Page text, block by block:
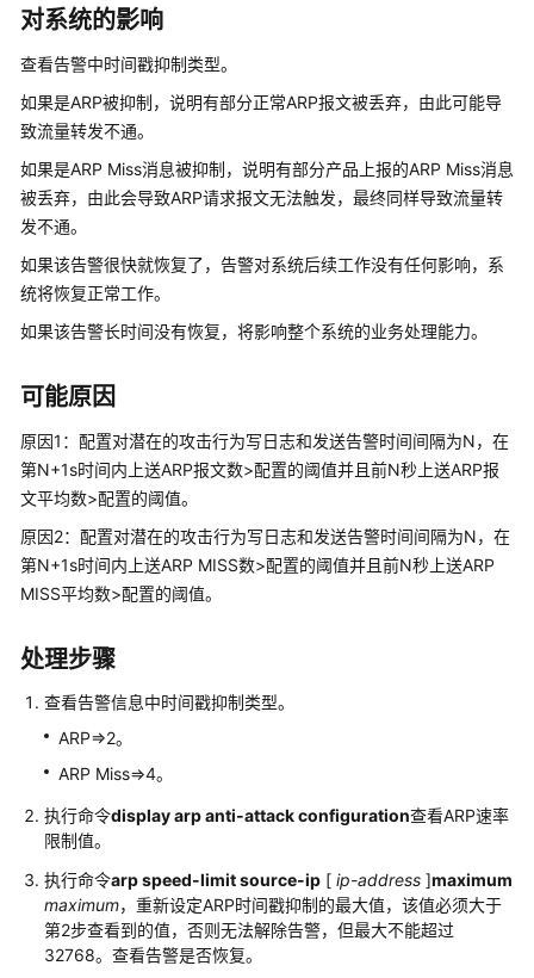
格
清
单
介
绍
设
告
警
处
V300
版
本
AR
备
告
警
V500
版
本
FW
警
V200
本
LSW
设
备
对系统的影响
查看告警中时间戳抑制类型。
如果是ARP被抑制，说明有部分正常ARP报文被丢弃，由此可能导
致流量转发不通。
如果是ARP Miss消息被抑制，说明有部分产品上报的ARP Miss消息
被丢弃，由此会导致ARP请求报文无法触发，最终同样导致流量转
发不通。
如果该告警很快就恢复了，告警对系统后续工作没有任何影响，系
统将恢复正常工作。
如果该告警长时间没有恢复，将影响整个系统的业务处理能力。
可能原因
原因1：配置对潜在的攻击行为写日志和发送告警时间间隔为N，在
第N+1s时间内上送ARP报文数>配置的阈值并且前N秒上送ARP报
文平均数>配置的阈值。
原因2：配置对潜在的攻击行为写日志和发送告警时间间隔为N，在
第N+1s时间内上送ARP MISS数>配置的阈值并且前N秒上送ARP
MISS平均数>配置的阈值。
处理步骤
查看告警信息中时间戳抑制类型。
ARP=>2。
ARP Miss=>4。
执行命令display arp anti-attack configuration查看ARP速率
限制值。
执行命令arp speed-limit source-ip [ ip-address ]maximum
maximum，重新设定ARP时间戳抑制的最大值，该值必须大于
第2步查看到的值，否则无法解除告警，但最大不能超过
32768。查看告警是否恢复。